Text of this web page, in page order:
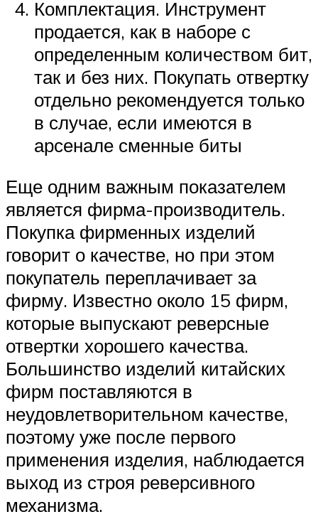
Комплектация. Инструмент
продается, как в наборе с
определенным количеством бит,
так и без них. Покупать отвертку
отдельно рекомендуется только
в случае, если имеются в
арсенале сменные биты
Еще одним важным показателем
является фирма-производитель.
Покупка фирменных изделий
говорит о качестве, но при этом
покупатель переплачивает за
фирму. Известно около 15 фирм,
которые выпускают реверсные
отвертки хорошего качества.
Большинство изделий китайских
фирм поставляются в
неудовлетворительном качестве,
поэтому уже после первого
применения изделия, наблюдается
выход из строя реверсивного
механизма.